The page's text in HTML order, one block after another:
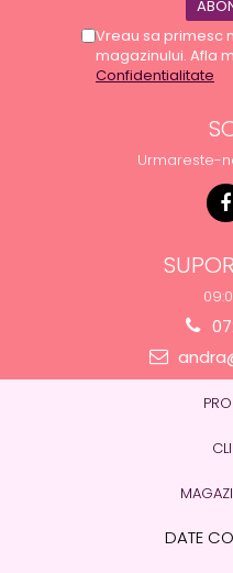
Vreau sa primesc
magazinului. Afla
Confidentialitate
Urmareste-
DATE